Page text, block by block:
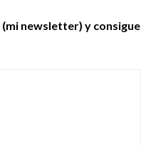
newsletter) y consigue